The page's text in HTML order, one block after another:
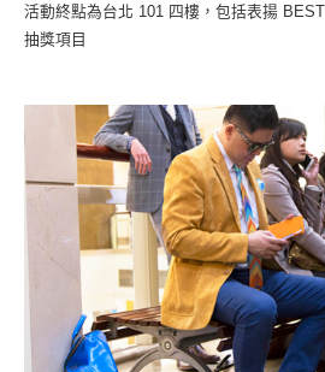
活動終點為台北 101 四樓，包括表揚
抽獎項目